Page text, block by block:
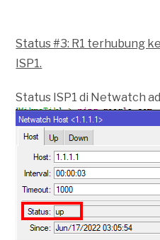
Status #3: R1 terhubung
ISP1.
Status ISP1 di Netwatch